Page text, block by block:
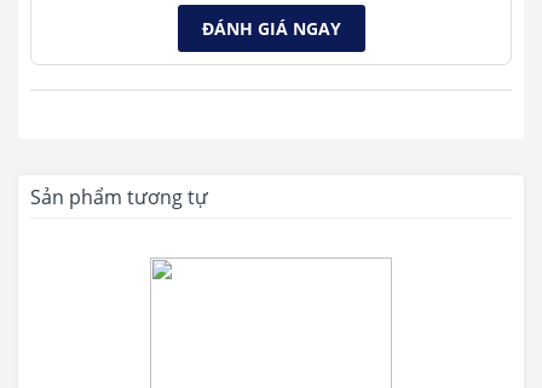
dùng trải nghiệm tuyệt vời với những hình ảnh sắc nét, chi tiết,
màu sắc chân thực, sống động.ĐÁNH GIÁ NGAY
Sản phẩm tương tự